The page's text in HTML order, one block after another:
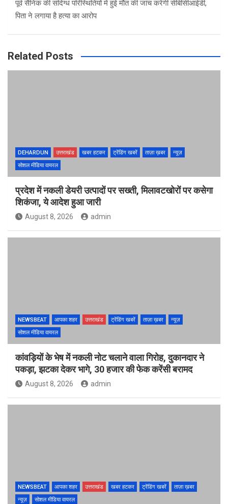
पूर्व सैनिक की संदिग्ध परिस्थितियों में हुई मौत की जांच करेगी सीबीसीआईडी,
पिता ने लगाया है हत्या का आरोप
Related Posts
DEHARDUN उत्तराखंड खबर हटकर ट्रेंडिंग खबरें ताज़ा ख़बर
न्यूज़
सोशल मीडिया वायरल
प्रदेश में नकली डेयरी उत्पादों पर सख्ती, मिलावटखोरों पर कसेगा
शिकंजा, ये आदेश हुआ जारी
August 8, 2026 admin
NEWSBEAT आपका शहर उत्तराखंड ट्रेंडिंग खबरें ताज़ा ख़बर
न्यूज़
सोशल मीडिया वायरल
कांवड़ियों के भेष में नकली नोट चलाने वाला गिरोह, दुकानदार ने
पकड़ा, झटका देकर भागे, 30 हजार की फेक करेंसी बरामद
August 8, 2026 admin
NEWSBEAT आपका शहर उत्तराखंड खबर हटकर ट्रेंडिंग खबरें
ताज़ा ख़बर
न्यूज़
सोशल मीडिया वायरल